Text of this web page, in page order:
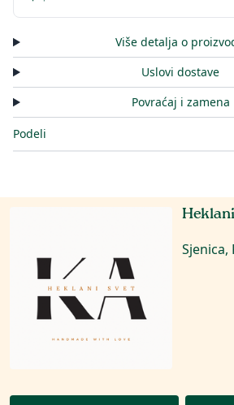
Više detalja o
Uslovi dostave
Povraćaj i zamena
Podeli
Sjenica,